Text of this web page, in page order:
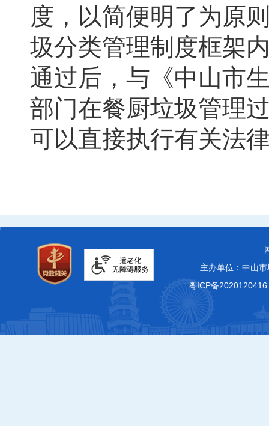
度，以简便明了为原
圾分类管理制度框架
通过后，与《中山市
部门在餐厨垃圾管理
可以直接执行有关法
主办单位：中山
粤ICP备